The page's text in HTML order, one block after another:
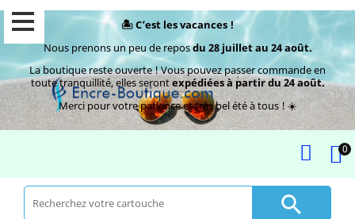
🏝️ C’est les vacances !
Nous prenons un peu de reposdu 28 juillet au 24 août.
La boutique reste ouverte ! Vous pouvez passer commande en
toute tranquillité, elles serontexpédiées à partir du 24 août.
Merci pour votre patience et très bel été à tous ! ☀️
0
